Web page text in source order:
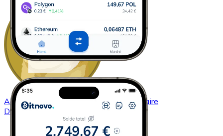
Acheter Dogecoinavec virement bancaire
DOGE